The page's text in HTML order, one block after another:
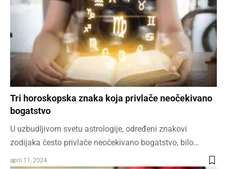
Tri horoskopska znaka koja privlače neočekivano
bogatstvo
U uzbudljivom svetu astrologije, određeni znakovi
zodijaka često privlače neočekivano bogatstvo, bilo…
april 11, 2024